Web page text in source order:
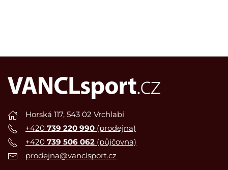
Horská 117, 543 02 Vrchlabí
+420 739 220 990 (prodejna)
+420 739 506 062 (půjčovna)
prodejna@vanclsport.cz